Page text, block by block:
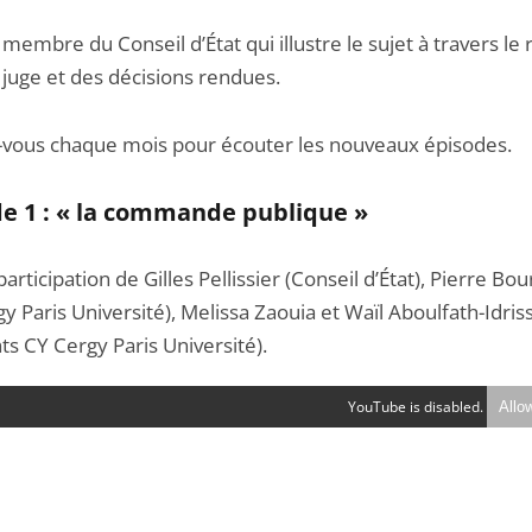
du Conseil d’État qui illustre le sujet à travers le
et des décisions rendues.
chaque mois pour écouter les nouveaux épisodes.
1 : « la commande publique »
de Gilles Pellissier (Conseil d’État), Pierre
Paris Université), Melissa Zaouia et Waïl Aboulfath-
CY Cergy Paris Université).
YouTube is disabled.